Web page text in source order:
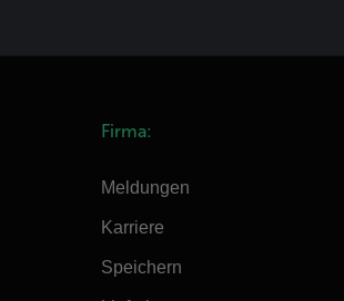
Firma:
Meldungen
Karriere
Speichern